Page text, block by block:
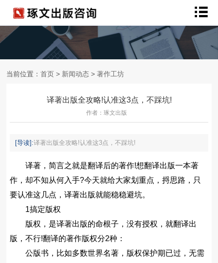
当前位置： 首页 > 新闻动态 > 著作工坊
译著出版全攻略!认准这3点，不踩坑!
作者：琢文出版
[导读]:译著出版全攻略!认准这3点，不踩坑!
译著，简言之就是翻译后的著作!想翻译出版一本著
作，却不知从何入手?今天就给大家划重点，捋思路，只
要认准这几点，译著出版就能稳稳避坑。
1️搞定版权
版权，是译著出版的命根子，没有授权，就翻译出
版，不行!翻译的著作版权分2种：
公版书，比如多数世界名著，版权保护期已过，无需